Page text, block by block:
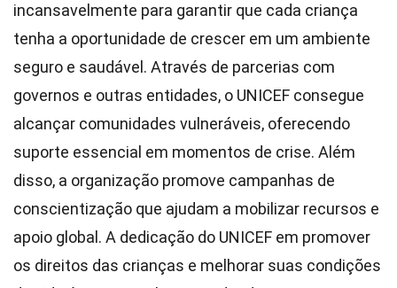
incansavelmente para garantir que cada criança
tenha a oportunidade de crescer em um ambiente
seguro e saudável. Através de parcerias com
governos e outras entidades, o UNICEF consegue
alcançar comunidades vulneráveis, oferecendo
suporte essencial em momentos de crise. Além
disso, a organização promove campanhas de
conscientização que ajudam a mobilizar recursos e
apoio global. A dedicação do UNICEF em promover
os direitos das crianças e melhorar suas condições